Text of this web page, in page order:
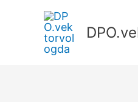
содержимому